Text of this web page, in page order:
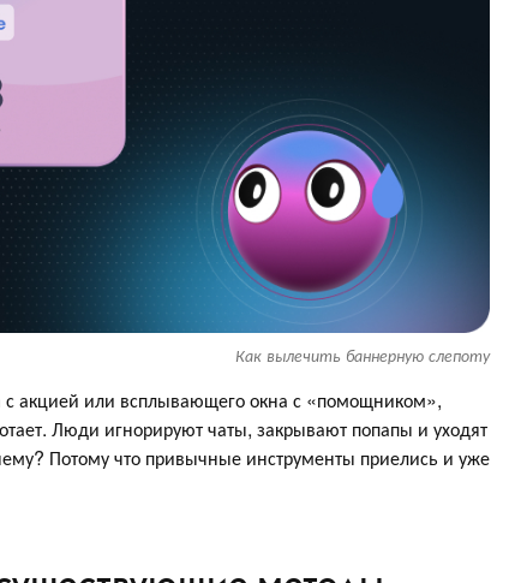
Как вылечить баннерную слепоту
акцией или всплывающего окна с «помощником»,
Люди игнорируют чаты, закрывают попапы и уходят
Потому что привычные инструменты приелись и уже